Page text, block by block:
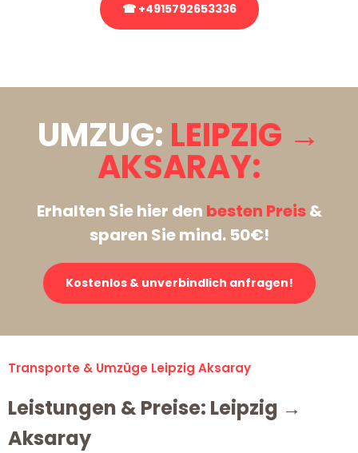
☎ +4915792653336
UMZUG: LEIPZIG →
AKSARAY:
Erhalten Sie hier den besten Preis&
sparen Sie mind. 50€!
Kostenlos & unverbindlich anfragen!
Transporte & Umzüge Leipzig Aksaray
Leistungen & Preise: Leipzig →
Aksaray